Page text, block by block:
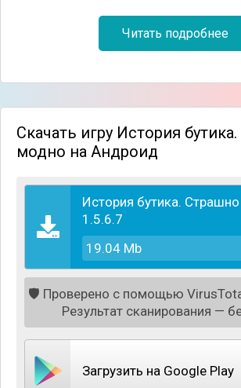
сможет разобраться.
Первые шаги в мир дизайна,
показы высокой моды - все это на
очень тяжелый труд. Игрокам
продавать товары самым
покупательницам, но еще и
коллекции. И даже это лишь малый
которые предстоит совершить.
Читать подробнее
Скачать игру История
модно на Андроид
История бутика.
1.5.6.7
19.04 Mb
🛡️ Проверено с помощью
Результат сканирования —
Загрузить на Google Play